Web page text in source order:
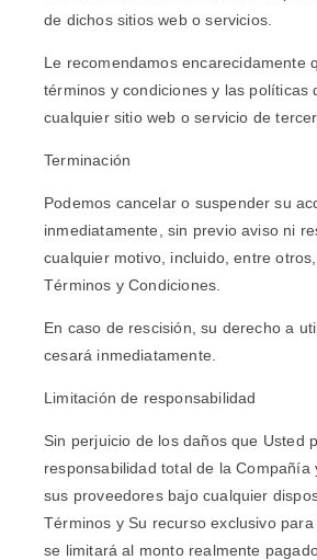
de dichos sitios web o servicios.
Le recomendamos encarecidamente
términos y condiciones y las políticas
cualquier sitio web o servicio de
Terminación
Podemos cancelar o suspender su
inmediatamente, sin previo aviso ni
cualquier motivo, incluido, entre
Términos y Condiciones.
En caso de rescisión, su derecho a
cesará inmediatamente.
Limitación de responsabilidad
Sin perjuicio de los daños que Usted
responsabilidad total de la Compañía
sus proveedores bajo cualquier
Términos y Su recurso exclusivo
se limitará al monto realmente